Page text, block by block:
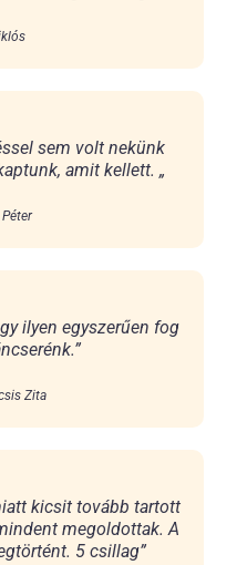
sem volt nekünk
amit kellett. „
ilyen egyszerűen fog
Zita
kicsit tovább tartott
megoldottak. A
5 csillag”